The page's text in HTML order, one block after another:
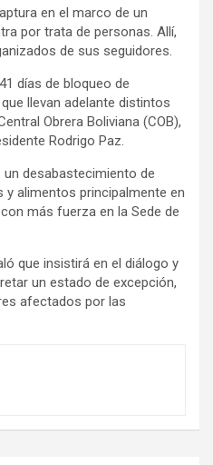
en el marco de un
por trata de personas. Allí,
de sus seguidores.
días de bloqueo de
llevan adelante distintos
Obrera Boliviana (COB),
Rodrigo Paz.
desabastecimiento de
alimentos principalmente en
más fuerza en la Sede de
que insistirá en el diálogo y
un estado de excepción,
afectados por las